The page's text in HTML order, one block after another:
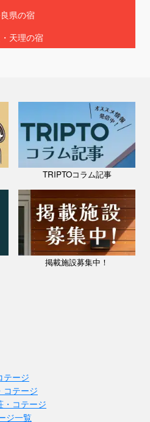
ぁ〜。」 田舎の静けさ、ゆったり流
。 まるで昔から知っていたような懐
ました。 地元の人と交流したり、
県の宿
天理の宿
TRIPTOコラム記事
掲載施設募集中！
テージ
コテージ
・コテージ
ジ一覧